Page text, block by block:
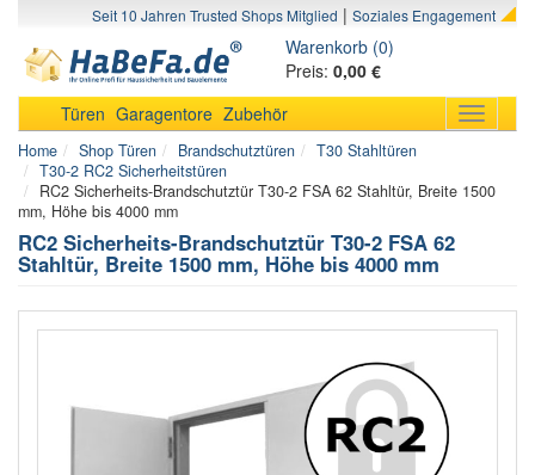
Seit 10 Jahren Trusted Shops Mitglied | Soziales Engagement
Warenkorb (0)
Preis: 0,00 €
Toggle
Türen Garagentore Zubehör
Home Shop Türen Brandschutztüren
T30 Stahltüren
T30-2 RC2 Sicherheitstüren
RC2 Sicherheits-Brandschutztür T30-2 FSA 62 Stahltür, Breite 1500
mm, Höhe bis 4000 mm
RC2 Sicherheits-Brandschutztür T30-2 FSA 62
Stahltür, Breite 1500 mm, Höhe bis 4000 mm